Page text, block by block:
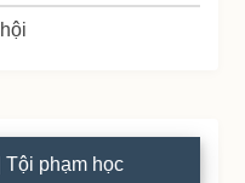
Tội phạm học